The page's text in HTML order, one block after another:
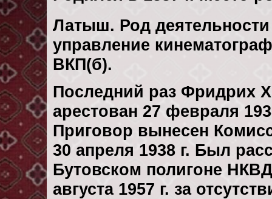
Латыш. Род
управление
ВКП(б).
Последний раз Фридрих
арестован 27 февраля
Приговор вынесен
30 апреля 1938 г. Был
Бутовском полигоне
августа 1957 г. за